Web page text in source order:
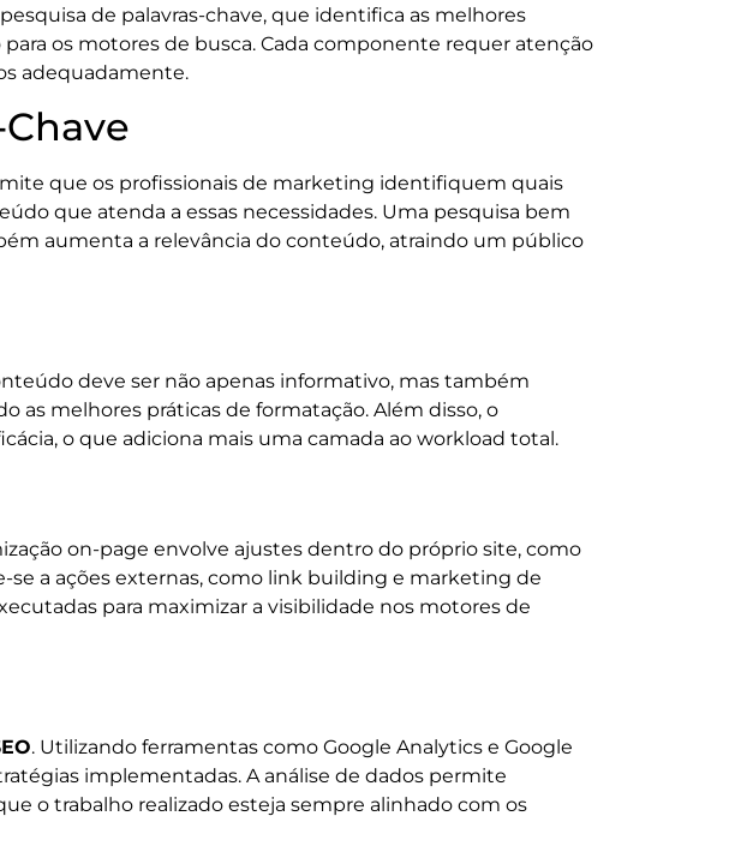
de palavras-chave, que identifica as melhores
os motores de busca. Cada componente requer atenção
adequadamente.
que os profissionais de marketing identifiquem quais
que atenda a essas necessidades. Uma pesquisa bem
aumenta a relevância do conteúdo, atraindo um público
deve ser não apenas informativo, mas também
as melhores práticas de formatação. Além disso, o
o que adiciona mais uma camada ao workload total.
on-page envolve ajustes dentro do próprio site, como
se a ações externas, como link building e marketing de
para maximizar a visibilidade nos motores de
. Utilizando ferramentas como Google Analytics e Google
implementadas. A análise de dados permite
o trabalho realizado esteja sempre alinhado com os